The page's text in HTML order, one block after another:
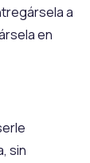
a
en
sin